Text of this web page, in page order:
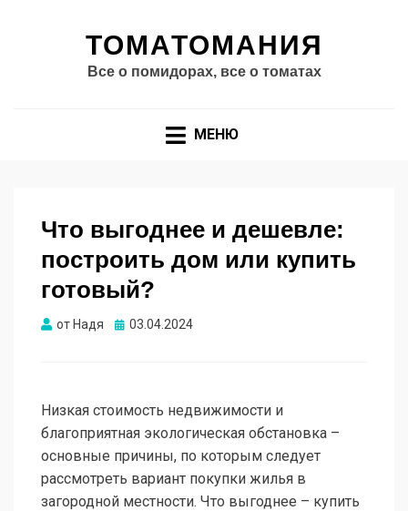
ТОМАТОМАНИЯ
Все о помидорах, все о томатах
МЕНЮ
Что выгоднее и дешевле:
построить дом или купить
готовый?
от Надя Опубликовано
03.04.2024
Низкая стоимость недвижимости и
благоприятная экологическая обстановка –
основные причины, по которым следует
рассмотреть вариант покупки жилья в
загородной местности. Что выгоднее – купить